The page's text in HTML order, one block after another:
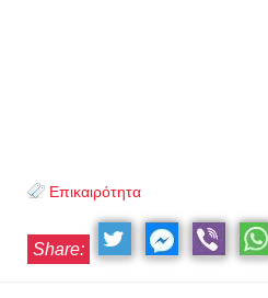
Επικαιρότητα
Share: